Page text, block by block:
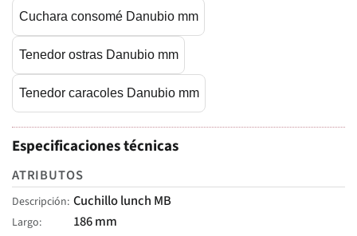
Cuchara consomé Danubio mm
Tenedor ostras Danubio mm
Tenedor caracoles Danubio mm
Especificaciones técnicas
ATRIBUTOS
Descripción Cuchillo lunch MB
Largo
186 mm